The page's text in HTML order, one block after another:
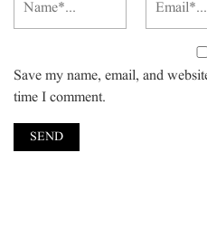
Save my name, email, and
time I comment.